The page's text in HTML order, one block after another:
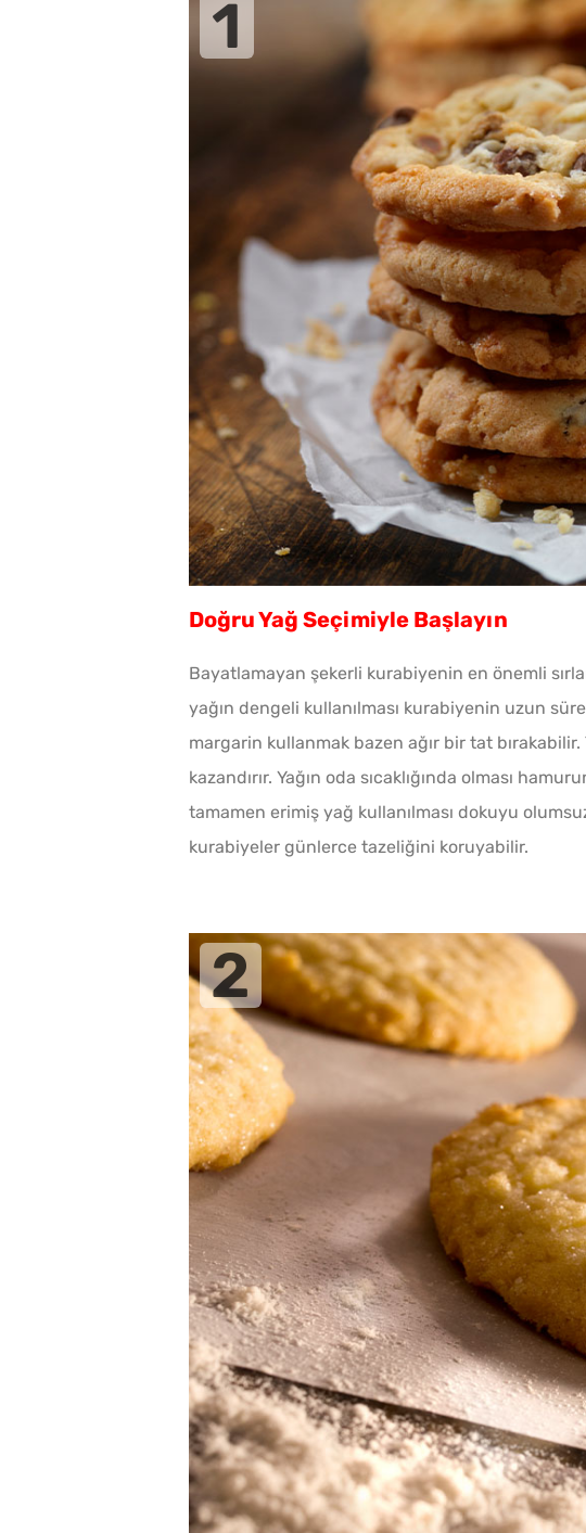
Çiğ Domates Kavanozda
Nasıl Saklanır?
Doğru Yağ Seçimiyle Başlayın
Bayatlamayan şekerli kurabiyenin en önemli
yağın dengeli kullanılması kurabiyenin uzun
margarin kullanmak bazen ağır bir tat
kazandırır. Yağın oda sıcaklığında olması
tamamen erimiş yağ kullanılması dokuyu
kurabiyeler günlerce tazeliğini koruyabilir.